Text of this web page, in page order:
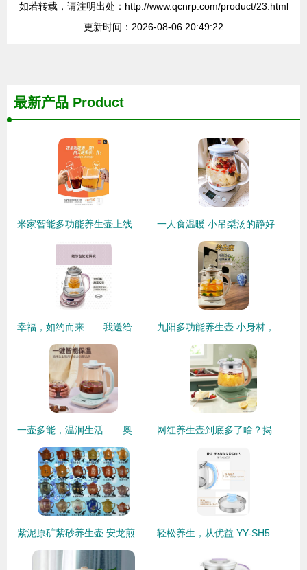
如若转载，请注明出处：http://www.qcnrp.com/product/23.html
更新时间：2026-08-06 20:49:22
最新产品 Product